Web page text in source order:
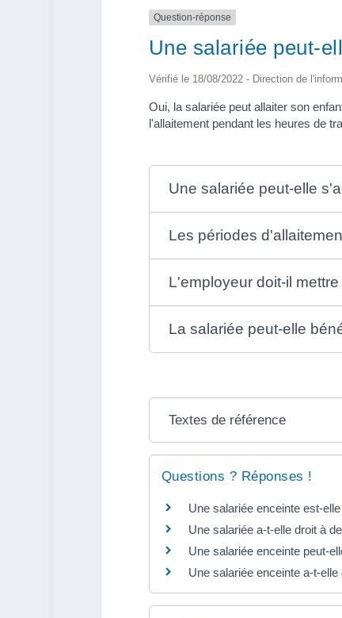
Question-réponse
Une salariée peut-
Vérifié le 18/08/2022 - Direction de
Oui, la salariée peut allaiter son
l'allaitement pendant les heures de
Une salariée peut-elle
Les périodes
L'employeur doit-il
La salariée peut-elle
Textes de référence
Questions ? Réponses !
Une salariée enceinte est-
Une salariée a-t-elle droit à
Une salariée enceinte peut-
Une salariée enceinte a-t-